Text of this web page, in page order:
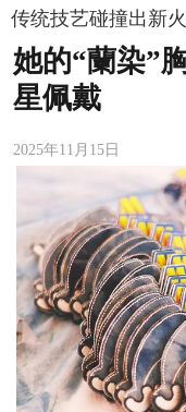
传统技艺碰撞出新
她的“蘭染”
星佩戴
2025年11月15日